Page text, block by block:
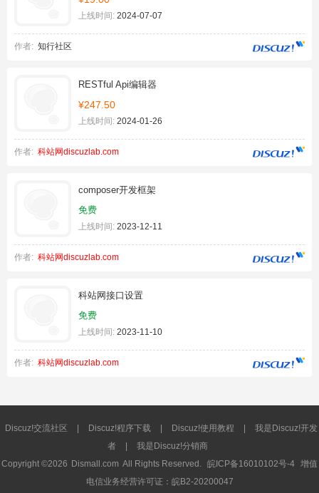
上线时间: 2024-07-07
作者: 知行社区
RESTful Api编辑器
¥247.50
上线时间: 2024-01-26
作者: 科站网discuzlab.com
composer开发框架
免费
上线时间: 2023-12-11
作者: 科站网discuzlab.com
科站网接口设置
免费
上线时间: 2023-11-10
作者: 科站网discuzlab.com
Discuz!交流社区 Discuz!程序下载 Discuz!使用教程
我是Discuz!开发
者
我是Discuz!分销商
Copyright ©2026 Dismall.com All Rights Reserved. 皖ICP备16010102号-4 增值
电信业务经营许可证：皖B2-20200047